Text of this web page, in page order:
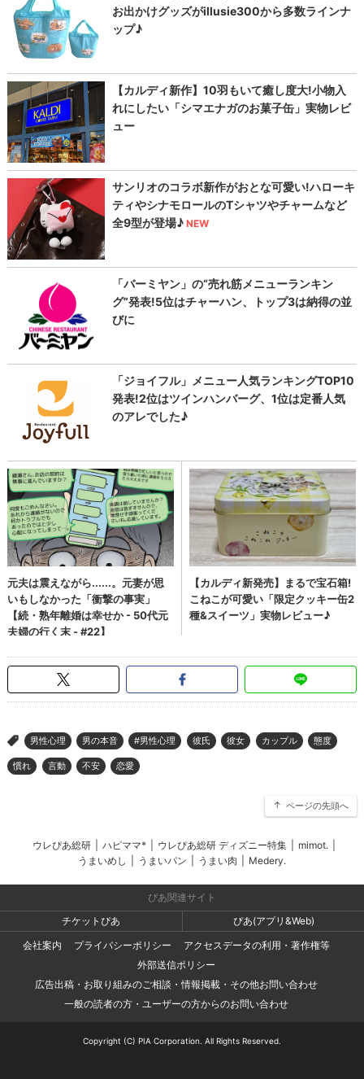
> 男性心理 男の本音 #男性心理 彼氏 彼女 カップル 態度
慣れ 言動 不安 恋愛
ページの先頭へ
ウレぴあ総研 ハピママ* ウレぴあ総研 ディズニー特集 mimot.
うまいめし
うまいパン うまい肉 Medery.
ぴあ関連サイト
チケットぴあ
ぴあ(アプリ&Web)
会社案内
プライバシーポリシー
アクセスデータの利用・著作権等
外部送信ポリシー
広告出稿・お取り組みのご相談・情報掲載・その他お問い合わせ
一般の読者の方・ユーザーの方からのお問い合わせ
Copyright (C) PIA Corporation. All Rights Reserved.